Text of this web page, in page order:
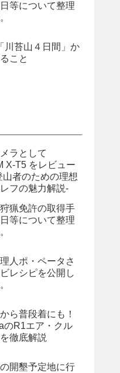
等について整理
川苔山４日間」か
こと
ラとして
X-T5 をレビュー
山者のための理想
フの魅力解説-
猟免許の取得手
等について整理
人ポ・ペータさ
レシピを公開し
ら普段着にも！
のR1エア・クル
徹底解説
開墾予定地に行